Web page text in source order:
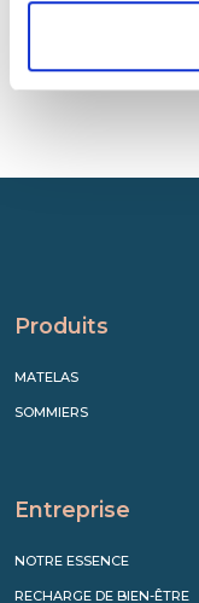
Produits
MATELAS
SOMMIERS
Entreprise
NOTRE ESSENCE
RECHARGE DE BIEN-ÊTRE